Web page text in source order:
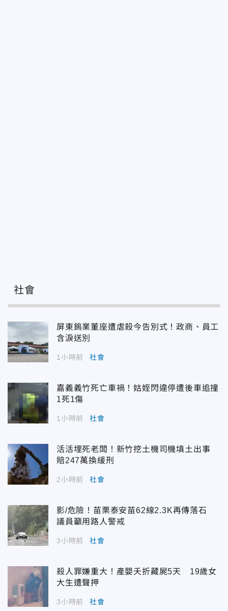
社會
屏東鎢業董座遭虐殺今告別式！政商、員工
含淚送別
1小時前 社會
嘉義義竹死亡車禍！姑姪閃違停遭後車追撞
1死1傷
1小時前 社會
活活埋死老闆！新竹挖土機司機填土出事
賠247萬換緩刑
2小時前 社會
影/危險！苗栗泰安苗62線2.3K再傳落石
議員籲用路人警戒
3小時前 社會
殺人罪嫌重大！產嬰夭折藏屍5天 19歲女
大生遭聲押
3小時前 社會